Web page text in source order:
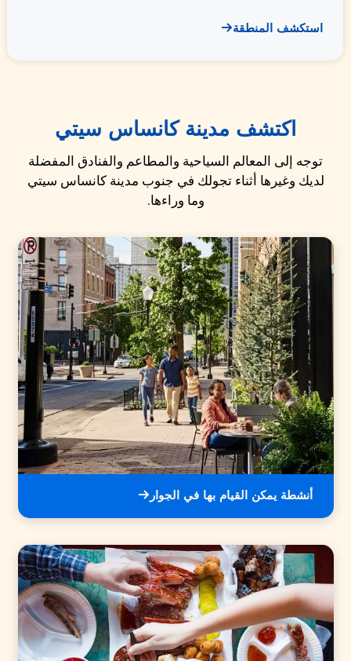
استكشف المنطقة
اكتشف مدينة كانساس سيتي
توجه إلى المعالم السياحية والمطاعم والفنادق المفضلة
لديك وغيرها أثناء تجولك في جنوب مدينة كانساس سيتي
وما وراءها.
أنشطة يمكن القيام بها في الجوار